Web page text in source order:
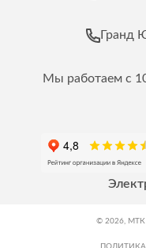
Гранд
Мы работаем с
© 2026, МТК